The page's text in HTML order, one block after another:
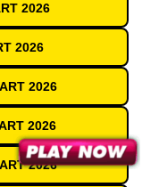
2026
2026
2026
2026
2026